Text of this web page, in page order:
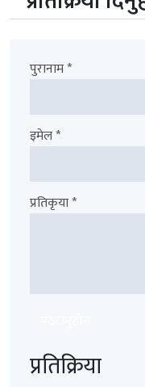
पुरानाम *
इमेल *
प्रतिकृया *
प्रतिक्रिया